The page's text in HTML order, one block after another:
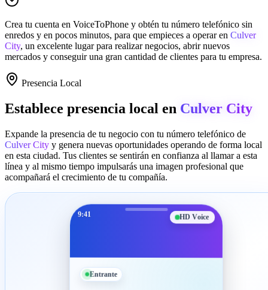
Crea tu cuenta en VoiceToPhone y obtén tu número telefónico sin
enredos y en pocos minutos, para que empieces a operar en Culver
City, un excelente lugar para realizar negocios, abrir nuevos
mercados y conseguir una gran cantidad de clientes para tu empresa.
Presencia Local
Establece presencia local en Culver City
Expande la presencia de tu negocio con tu número telefónico de
Culver City y genera nuevas oportunidades operando de forma local
en esta ciudad. Tus clientes se sentirán en confianza al llamar a esta
línea y al mismo tiempo impulsarás una imagen profesional que
acompañará el crecimiento de tu compañía.
9:41 HD Voice
Entrante